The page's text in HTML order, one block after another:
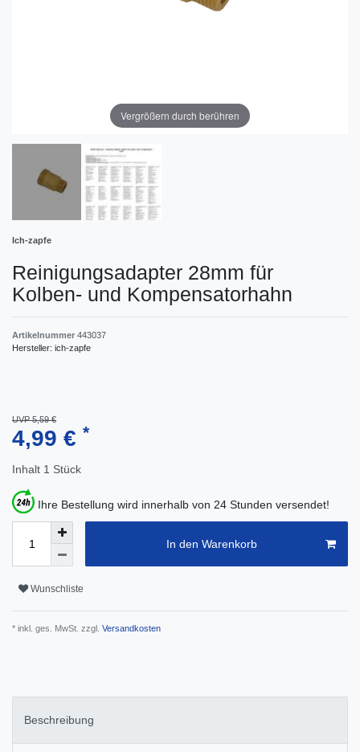
Vergrößern durch berühren
Ich-zapfe
Reinigungsadapter 28mm für
Kolben- und Kompensatorhahn
Artikelnummer 443037
Hersteller: ich-zapfe
UVP 5,59 €
4,99 € *
Inhalt 1 Stück
Ihre Bestellung wird innerhalb von 24 Stunden versendet!
In den Warenkorb
Wunschliste
* inkl. ges. MwSt. zzgl. Versandkosten
Beschreibung